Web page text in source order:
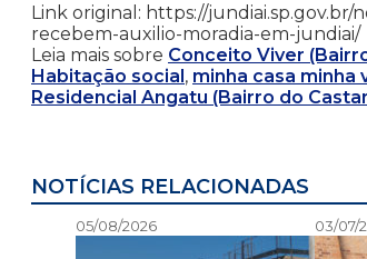
Link original: https://
recebem-auxilio-moradia-em-jundiai/
Leia mais sobre Conceito Viver
Habitação social, minha casa minha
Residencial Angatu (Bairro do
NOTÍCIAS RELACIONADAS
05/08/2026 03/07/